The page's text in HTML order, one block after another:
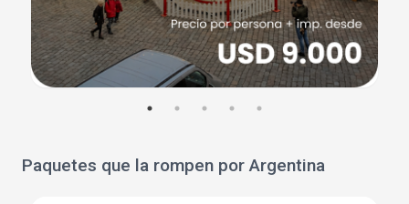
Paquetes que la rompen por Argentina